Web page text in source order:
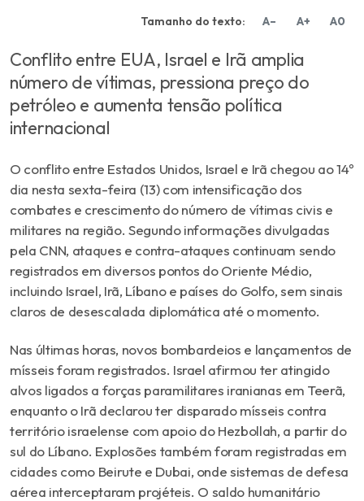
Tamanho do texto: A– A+ A0
Conflito entre EUA, Israel e Irã amplia
número de vítimas, pressiona preço do
petróleo e aumenta tensão política
internacional
O conflitoentre Estados Unidos, Israel e Irã chegou ao14º
dia nesta sexta-feira (13)com intensificaçãodos
combates e crescimentodonúmero de vítimas civis e
militares na região. Segundoinformações divulgadas
pela CNN, ataques e contra-ataques continuam sendo
registrados em diversos pontos doOriente Médio,
incluindo Israel, Irã, Líbanoe países do Golfo,semsinais
claros de desescalada diplomática até omomento.
Nas últimas horas, novos bombardeios e lançamentos de
mísseisforam registrados. Israel afirmou teratingido
alvos ligados a forças paramilitares iranianas em Teerã,
enquantooIrã declarouter disparadomísseis contra
territórioisraelense com apoiodoHezbollah, a partirdo
sul do Líbano. Explosões tambémforam registradas em
cidades como Beirute e Dubai, ondesistemas de defesa
aérea interceptaram projéteis. O saldo humanitário